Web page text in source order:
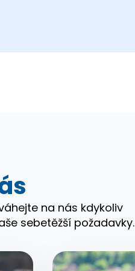
na nás kdykoliv
sebetěžší požadavky.